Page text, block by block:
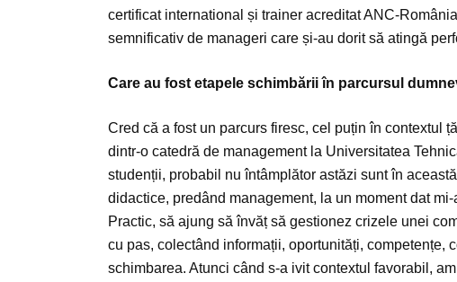
certificat international și trainer acreditat ANC-
semnificativ de manageri care și-au dorit să atingă
Care au fost etapele schimbării în parcursul
Cred că a fost un parcurs firesc, cel puțin în contextul
dintr-o catedră de management la Universitatea
studenții, probabil nu întâmplător astăzi sunt în
didactice, predând management, la un moment dat
Practic, să ajung să învăț să gestionez crizele unei
cu pas, colectând informații, oportunități, competențe,
schimbarea. Atunci când s-a ivit contextul favorabil,